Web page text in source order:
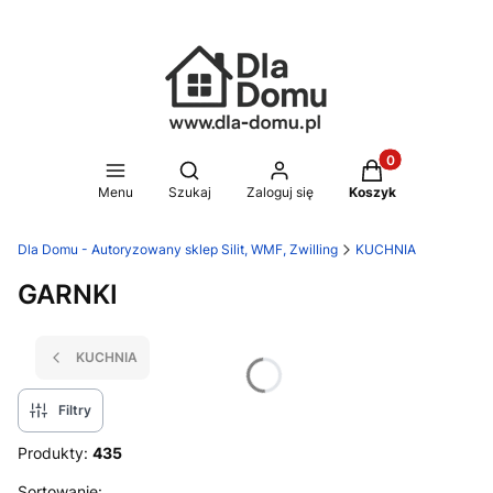
Menu
Otwórz wyszukiwarkę
Szukaj Zaloguj się
Produkty w
Koszyk
Dla Domu - Autoryzowany sklep Silit, WMF, Zwilling KUCHNIA
GARNKI
KUCHNIA
Filtry
Produkty: 435